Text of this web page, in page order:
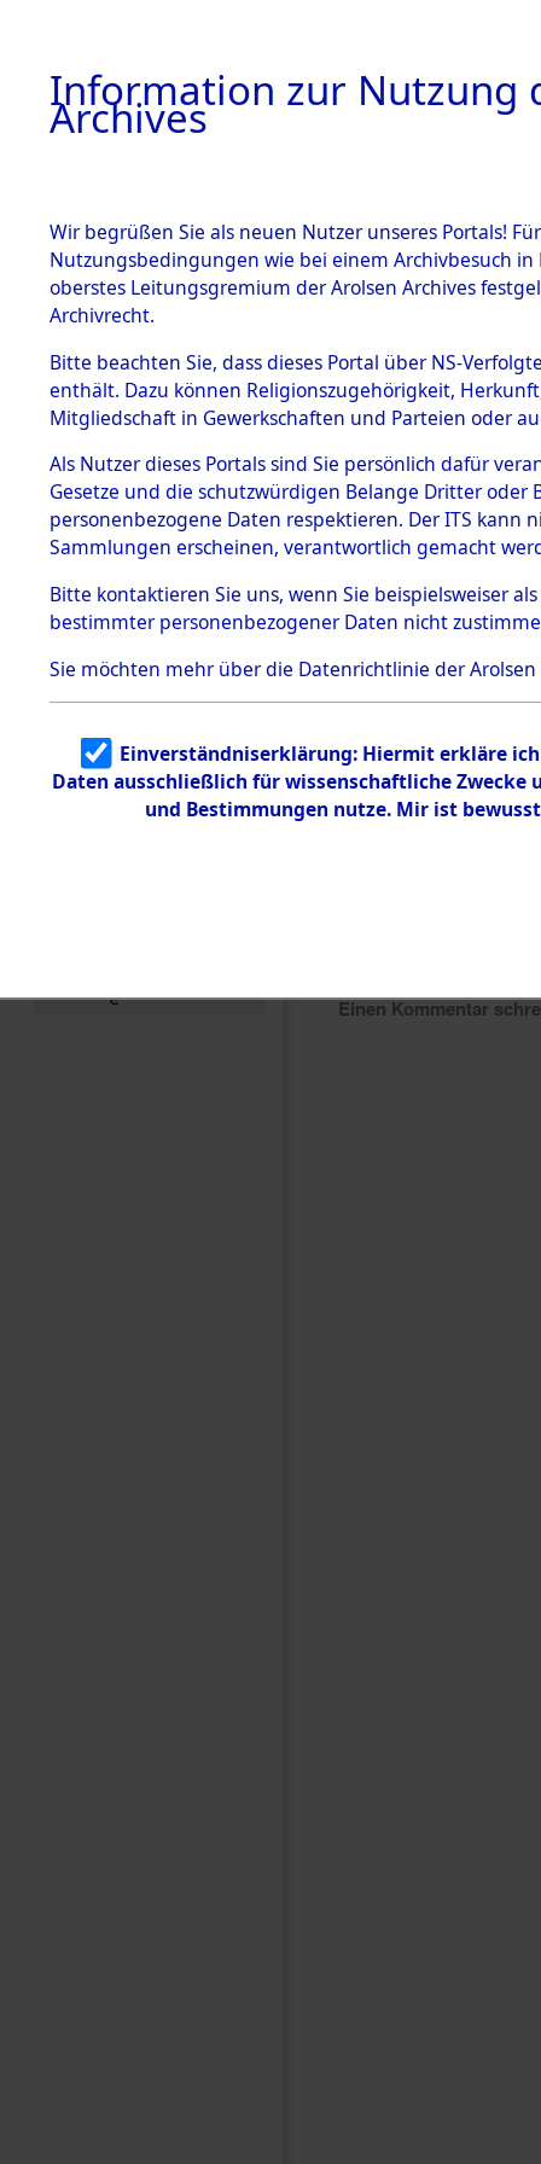
BESTÄNDE
1.
mente
5. Verschiedenes
5.3
Todesmärsche
5.3.1 Alliierte
Erhebungen
zu
Todesmärsch
en
5.3.2
Identifizierun
5.3.3
Todesmärsch
e
Listen
0002
Einen Kommentar
Information zur Nutzung
Archives
Wir begrüßen Sie als neuen Nutzer unseres Portals!
Nutzungsbedingungen wie bei einem Archivbesuch
oberstes Leitungsgremium der Arolsen Archives
Archivrecht.
Bitte beachten Sie, dass dieses Portal über NS-
enthält. Dazu können Religionszugehörigkeit,
Mitgliedschaft in Gewerkschaften und Parteien oder
Als Nutzer dieses Portals sind Sie persönlich dafür
Gesetze und die schutzwürdigen Belange Dritter
personenbezogene Daten respektieren. Der ITS
Sammlungen erscheinen, verantwortlich gemacht
Bitte kontaktieren Sie uns, wenn Sie beispielsweiser
bestimmter personenbezogener Daten nicht
Sie möchten mehr über die Datenrichtlinie der Arolsen
Einverständniserklärung: Hiermit erkläre
Daten ausschließlich für wissenschaftliche
und Bestimmungen nutze. Mir ist